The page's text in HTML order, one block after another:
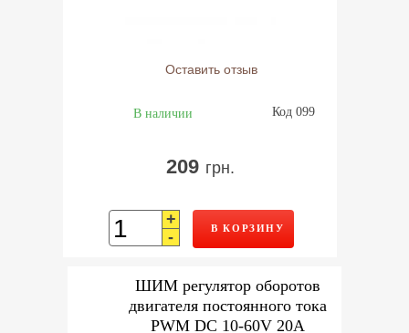
Оставить отзыв
В наличии Код 099
209 грн.
+
-
В КОРЗИНУ
ШИМ регулятор оборотов
двигателя постоянного тока
PWM DC 10-60V 20А